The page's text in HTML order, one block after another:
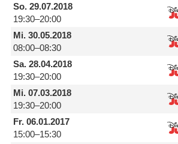
So.29.07.2018
19:30–20:00
Mi.30.05.2018
08:00–08:30
Sa.28.04.2018
19:30–20:00
Mi.07.03.2018
19:30–20:00
Fr.06.01.2017
15:00–15:30